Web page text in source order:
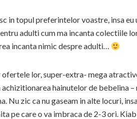
in topul preferintelor voastre, insa eu
adulti cum ma incanta colectiile
incanta nimic despre adulti…
lor, super-extra- mega
hainutelor de bebelina –
Nu zic ca nu gaseam in alte locuri,
pe care o va imbraca de 2-3 ori.